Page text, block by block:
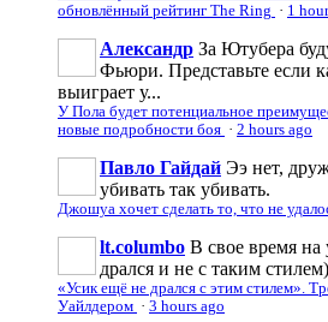
обновлённый рейтинг The Ring · 1
Александр За Ютубера
Фьюри. Представьте если
выиграет у...
У Пола будет потенциальное
новые подробности боя · 2 hours ago
Павло Гайдай Ээ нет,
убивать так убивать.
Джошуа хочет сделать то, что не
lt.columbo В свое время
дрался и не с таким
«Усик ещё не дрался с этим стилем».
Уайлдером · 3 hours ago